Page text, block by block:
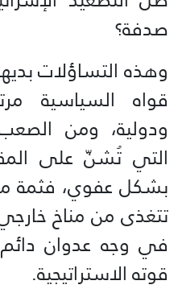
صدفة؟
وهذه التساؤلات
قواه السياسية
ودولية، ومن
التي تُشنّ على
بشكل عفوي، فثمة
تتغذى من مناخ
في وجه عدوان
قوته الاستراتيجية.